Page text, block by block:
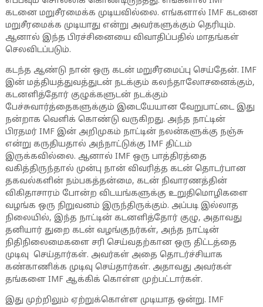
கடனை மறுசீரமைக்க முடியவில்லை. எங்களால் IMF கடனை
மறுசீரமைக்க முடியாது என்று அவர்களுக்கும் தெரியும்.
ஆனால் இந்த பிரச்சினையை விவாதிப்பதில் மாதங்கள்
செலவிடப்படும்.
கடந்த ஆண்டு நான் ஒரு கடன் மறுசீரமைப்பு செய்தேன். IMF
இன் மத்தியத்துவத்துடன் நடக்கும் கலந்தாலோசனைக்கும்,
கடனளித்தோர் குழுக்களுடன் நடக்கும்
பேச்சுவார்த்தைகளுக்கும் இடையேயான வேறுபாட்டை இது
நன்றாக வெளிக் கொண்டு வருகிறது. அந்த நாட்டின்
பிரதமர் IMF இன் அறிமுகம் நாட்டின் நலன்களுக்கு நஞ்சு
என்று கருதியதால் அந்நாட்டுக்கு IMF திட்டம்
இருக்கவில்லை. ஆனால் IMF ஒரு பாத்திரத்தை
வகித்திருந்தால் முன்பு நான் விவரித்த கடன் தொடர்பான
தகவல்களின் நம்பகத்தன்மை, கடன் நிவாரணத்தின்
விகிதாசாரம் போன்ற விடயங்களுக்கு உறுதிமொழிகளை
வழங்க ஒரு நிறுவனம் இருந்திருக்கும். அப்படி இல்லாத
நிலையில், இந்த நாட்டின் கடனளித்தோர் குழு, அதாவது
தனியார் துறை கடன் வழங்குநர்கள், அந்த நாட்டின்
நிதிநிலைமைகளை சரி செய்வதற்கான ஒரு திட்டத்தை
முடிவு செய்தார்கள். அவர்கள் அதை தொடர்ச்சியாக
கண்காணிக்க முடிவு செய்தார்கள். அதாவது அவர்கள்
தங்களை IMF ஆக்கிக் கொள்ள முற்பட்டார்கள்.
இது முற்றிலும் ஏற்றுக்கொள்ள முடியாத ஒன்று. IMF